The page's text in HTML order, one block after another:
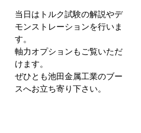
当日はトルク試験の解説やデ
モンストレーションを行いま
す。
軸力オプションもご覧いただ
けます。
ぜひとも池田金属工業のブー
スへお立ち寄り下さい。